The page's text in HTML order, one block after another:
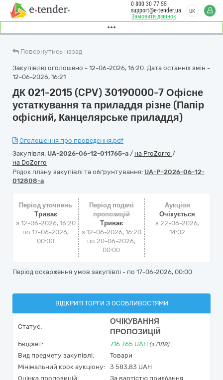
Замовити дзвінок
0 800 30 77 55
support@e-tender.ua
UK
Повернутись назад
Закупівлю оголошено - 12-06-2026, 16:20. Дата останніх змін -
12-06-2026, 16:21
ДК 021-2015 (CPV) 30190000-7 Офісне
устаткування та приладдя різне (Папір
офісний, Канцелярське приладдя)
Оголошення про проведення.pdf
Закупівля: UA-2026-06-12-011765-a / на ProZorro /
на DoZorro
Рядок плану закупівлі та обґрунтування: UA-P-2026-06-12-
012808-a
Період уточнень
Триває
з 12-06-2026, 16:20
по 17-06-2026,
00:00
Період подачі
пропозицій
Триває
з 12-06-2026, 16:20
по 20-06-2026,
00:00
Аукціон
Очікується
з22-06-2026,
14:02
Період оскарження умов закупівлі - по 17-06-2026, 00:00
ВІДКРИТІ ТОРГИ З ОСОБЛИВОСТЯМИ
Статус:
ОЧІКУВАННЯ
ПРОПОЗИЦІЙ
Бюджет: 716 765 UAH (з ПДВ)
Вид предмету закупівлі:
Товари
Мінімальний крок аукціону:
3 583,83 UAH
Оцінка пропозицій:
За вартістю придбання